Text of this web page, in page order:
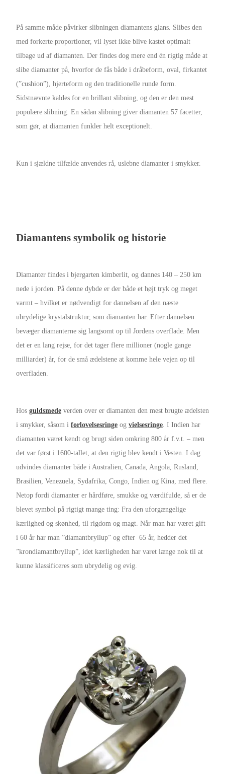
På samme måde påvirker slibningen diamantens glans. Slibes den
med forkerte proportioner, vil lyset ikke blive kastet optimalt
tilbage ud af diamanten. Der findes dog mere end én rigtig måde at
slibe diamanter på, hvorfor de fås både i dråbeform, oval, firkantet
(”cushion”), hjerteform og den traditionelle runde form.
Sidstnævnte kaldes for en brillant slibning, og den er den mest
populære slibning. En sådan slibning giver diamanten 57 facetter,
som gør, at diamanten funkler helt exceptionelt.
Kun i sjældne tilfælde anvendes rå, uslebne diamanter i smykker.
Diamantens symbolik og historie
Diamanter findes i bjergarten kimberlit, og dannes 140 – 250 km
nede i jorden. På denne dybde er der både et højt tryk og meget
varmt – hvilket er nødvendigt for dannelsen af den næste
ubrydelige krystalstruktur, som diamanten har. Efter dannelsen
bevæger diamanterne sig langsomt op til Jordens overflade. Men
det er en lang rejse, for det tager flere millioner (nogle gange
milliarder) år, for de små ædelstene at komme hele vejen op til
overfladen.
Hos guldsmede verden over er diamanten den mest brugte ædelsten
i smykker, såsom i forlovelsesringe og vielsesringe. I Indien har
diamanten været kendt og brugt siden omkring 800 år f.v.t. – men
det var først i 1600-tallet, at den rigtig blev kendt i Vesten. I dag
udvindes diamanter både i Australien, Canada, Angola, Rusland,
Brasilien, Venezuela, Sydafrika, Congo, Indien og Kina, med flere.
Netop fordi diamanter er hårdføre, smukke og værdifulde, så er de
blevet symbol på rigtigt mange ting: Fra den uforgængelige
kærlighed og skønhed, til rigdom og magt. Når man har været gift
i 60 år har man ”diamantbryllup” og efter 65 år, hedder det
”krondiamantbryllup”, idet kærligheden har varet længe nok til at
kunne klassificeres som ubrydelig og evig.